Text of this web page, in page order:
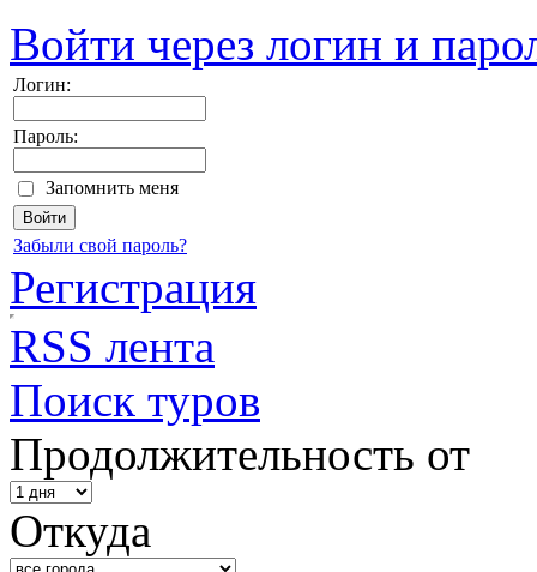
Войти через логин и
Логин:
Пароль:
Запомнить меня
Забыли свой пароль?
Регистрация
RSS лента
Поиск туров
Продолжительность от
Откуда